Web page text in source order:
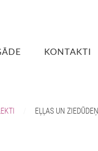
KONTAKTI
EĻĻAS UN ZIEDŪDEŅI